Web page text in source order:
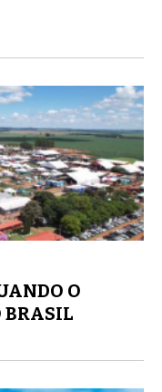
O
BRASIL